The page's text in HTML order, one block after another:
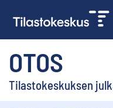
OTOS
Tilastokeskuksen